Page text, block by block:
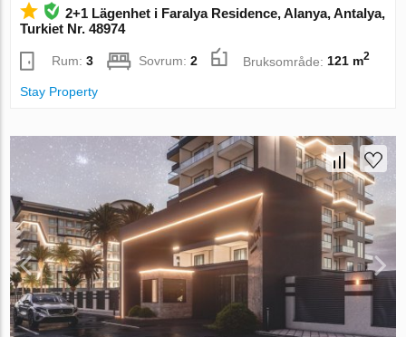
2+1 Lägenhet i Faralya Residence, Alanya, Antalya,
Turkiet Nr. 48974
Rum:3 Sovrum:2 Bruksområde:121 m2
Stay Property